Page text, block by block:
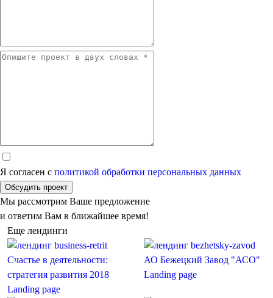
Я согласен с политикой обработки персональных данных
Обсудить проект
Мы рассмотрим Ваше предложение
и ответим Вам в ближайшее время!
Еще лендинги
Счастье в деятельности:
стратегия развития 2018
Landing page
АО Бежецкий Завод "АСО"
Landing page